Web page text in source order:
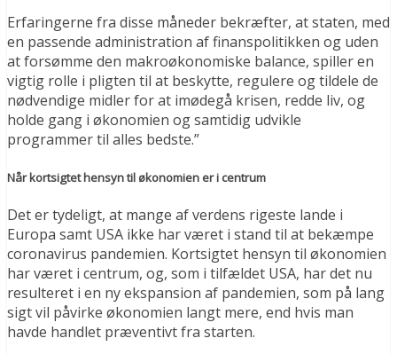
Erfaringerne fra disse måneder bekræfter, at staten, med
en passende administration af finanspolitikken og uden
at forsømme den makroøkonomiske balance, spiller en
vigtig rolle i pligten til at beskytte, regulere og tildele de
nødvendige midler for at imødegå krisen, redde liv, og
holde gang i økonomien og samtidig udvikle
programmer til alles bedste.”
Når kortsigtet hensyn til økonomien er i centrum
Det er tydeligt, at mange af verdens rigeste lande i
Europa samt USA ikke har været i stand til at bekæmpe
coronavirus pandemien. Kortsigtet hensyn til økonomien
har været i centrum, og, som i tilfældet USA, har det nu
resulteret i en ny ekspansion af pandemien, som på lang
sigt vil påvirke økonomien langt mere, end hvis man
havde handlet præventivt fra starten.